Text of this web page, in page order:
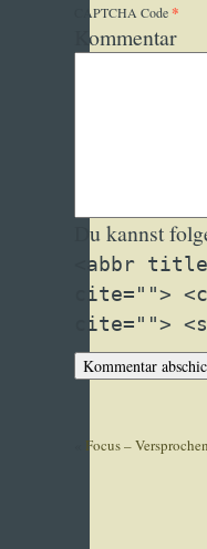
CAPTCHA Code *
Kommentar
Du kannst
<abbr
cite="">
cite="">
Focus –